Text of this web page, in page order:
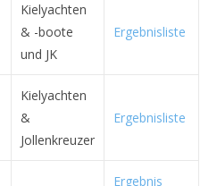
Kielyachten
& -boote
und JK
Ergebnisliste
Kielyachten
&
Jollenkreuzer
Ergebnisliste
Ergebnis